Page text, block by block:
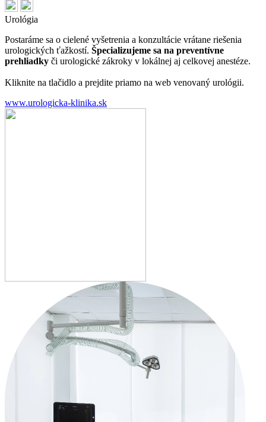
Urológia
Postaráme sa o cielené vyšetrenia a konzultácie vrátane riešenia
urologických ťažkostí. Špecializujeme sa na preventívne
prehliadky či urologické zákroky v lokálnej aj celkovej anestéze.
Kliknite na tlačidlo a prejdite priamo na web venovaný urológii.
www.urologicka-klinika.sk